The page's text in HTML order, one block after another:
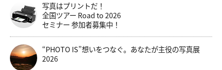
写真はプリントだ！
全国ツアー Road to 2026
セミナー 参加者募集中！
“PHOTO IS”想いをつなぐ。あなたが主役の写真展
2026